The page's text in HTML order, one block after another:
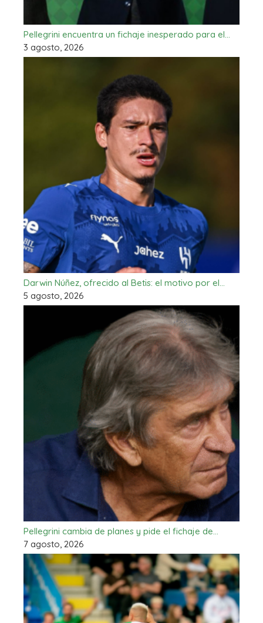
Pellegrini encuentra un fichaje inesperado para el…
3 agosto, 2026
Darwin Núñez, ofrecido al Betis: el motivo por el…
5 agosto, 2026
Pellegrini cambia de planes y pide el fichaje de…
7 agosto, 2026